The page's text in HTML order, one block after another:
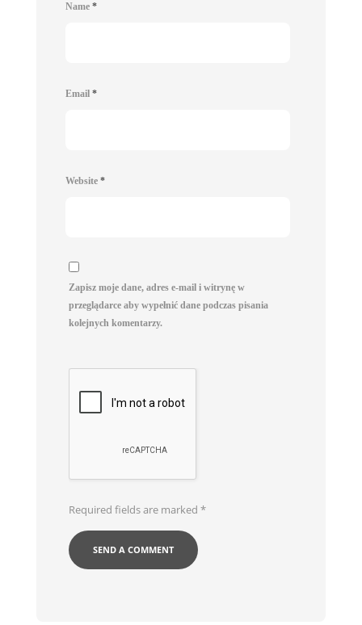
Name *
Email *
Website *
Zapisz moje dane, adres e-mail i witrynę w
przeglądarce aby wypełnić dane podczas pisania
kolejnych komentarzy.
Required fields are marked *